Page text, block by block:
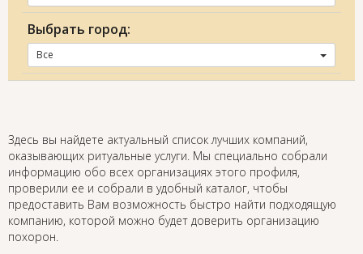
Выбрать город:
Все
Здесь вы найдете актуальный список лучших компаний,
оказывающих ритуальные услуги. Мы специально собрали
информацию обо всех организациях этого профиля,
проверили ее и собрали в удобный каталог, чтобы
предоставить Вам возможность быстро найти подходящую
компанию, которой можно будет доверить организацию
похорон.